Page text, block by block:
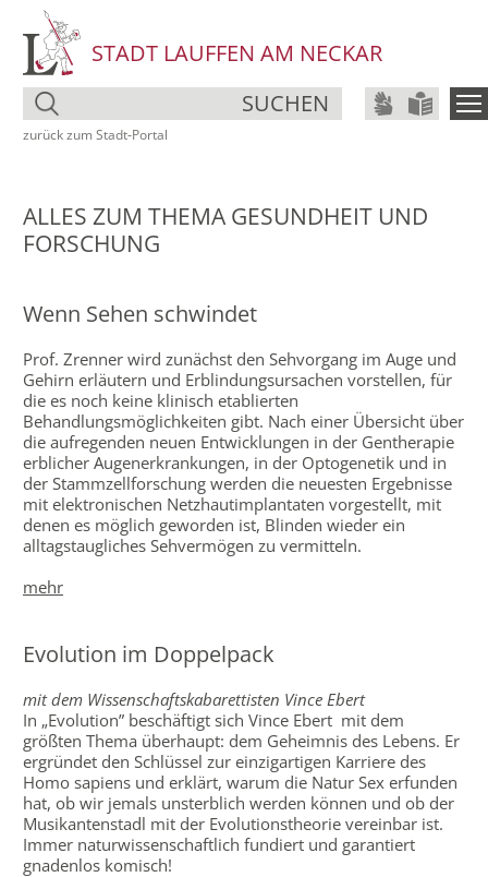
STADT LAUFFEN AM NECKAR
SUCHEN
zurück zum Stadt‑Portal
ALLES ZUM THEMA GESUNDHEIT UND
FORSCHUNG
Wenn Sehen schwindet
Prof. Zrenner wird zunächst den Sehvorgang im Auge und
Gehirn erläutern und Erblindungsursachen vorstellen, für
die es noch keine klinisch etablierten
Behandlungsmöglichkeiten gibt. Nach einer Übersicht über
die aufregenden neuen Entwicklungen in der Gentherapie
erblicher Augenerkrankungen, in der Optogenetik und in
der Stammzellforschung werden die neuesten Ergebnisse
mit elektronischen Netzhautimplantaten vorgestellt, mit
denen es möglich geworden ist, Blinden wieder ein
alltagstaugliches Sehvermögen zu vermitteln.
mehr
Evolution im Doppelpack
mit dem Wissenschaftskabarettisten Vince Ebert
In „Evolution” beschäftigt sich Vince Ebert mit dem
größten Thema überhaupt: dem Geheimnis des Lebens. Er
ergründet den Schlüssel zur einzigartigen Karriere des
Homo sapiens und erklärt, warum die Natur Sex erfunden
hat, ob wir jemals unsterblich werden können und ob der
Musikantenstadl mit der Evolutionstheorie vereinbar ist.
Immer naturwissenschaftlich fundiert und garantiert
gnadenlos komisch!